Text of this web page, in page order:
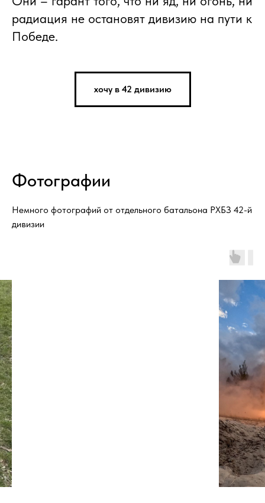
радиация не остановят дивизию на пути к
Победе.
хочу в 42 дивизию
Фотографии
Немного фотографий от отдельного батальона РХБЗ 42-й
дивизии